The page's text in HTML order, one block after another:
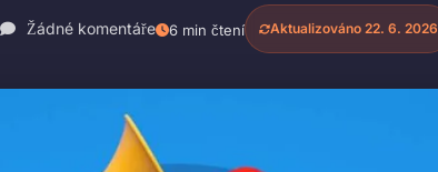
Žádné komentáře 6 min čtení Aktualizováno 22. 6. 2026